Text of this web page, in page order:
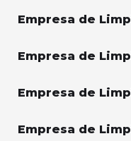
Empresa de
Empresa de
Empresa de
Empresa de